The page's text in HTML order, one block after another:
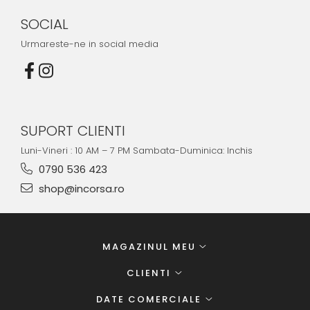
SOCIAL
Urmareste-ne in social media
SUPORT CLIENTI
Luni-Vineri : 10 AM – 7 PM Sambata-Duminica: Inchis
0790 536 423
shop@incorsa.ro
MAGAZINUL MEU
CLIENTI
DATE COMERCIALE